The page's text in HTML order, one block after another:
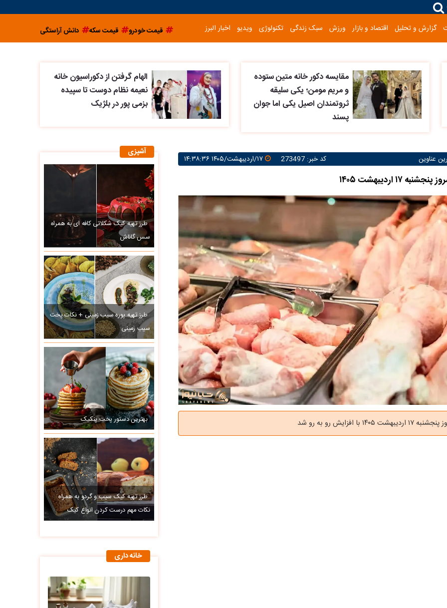
گزارش و تحلیل اقتصاد و بازار ورزش سبک زندگی تکنولوژی ویدیو اخبار البرز قیمت خودرو قیمت سکه دانش آراستگی
مقایسه دکور خانه متین ستوده
و مریم مومن؛ یکی سلیقه
ثروتمندان اصیل یکی اما جوان
پسند
الهام گرفتن از دکوراسیون خانه
نعیمه نظام دوست تا سپیده
بزمی پور در بلژیک
عناوین کد خبر: 273497 ۱۷/اردیبهشت/۱۴۰۵ ۱۴:۳۸:۳۶
۱۷ اردیبهشت ۱۴۰۵
با افزایش رو به رو شد
آشپزی
طرز تهیه کیک شکلاتی کافه ای به همراه
سس گاناش
طرز تهیه پوره سیب زمینی + نکات پخت
سیب زمینی
بهترین دستور پخت پنکیک
طرز تهیه کیک سیب و گردو به همراه
نکات مهم درست کردن انواع کیک
خانه داری